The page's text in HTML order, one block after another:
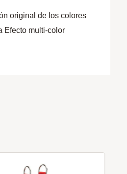
original de los colores
Efecto multi-color